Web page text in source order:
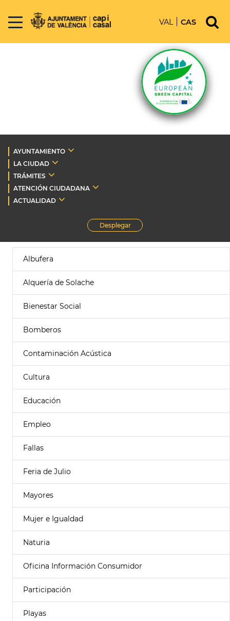
VAL CAS
AYUNTAMIENTO
LA CIUDAD
TRÁMITES
ATENCIÓN CIUDADANA
ACTUALIDAD
Desplegar
Albufera
Alquería de Solache
Bienestar Social
Bomberos
Contaminación Acústica
Cultura
Educación
Empleo
Fallas
Feria de Julio
Mayores
Mujer e Igualdad
Naturia
Oficina Información Consumidor
Participación
Playas